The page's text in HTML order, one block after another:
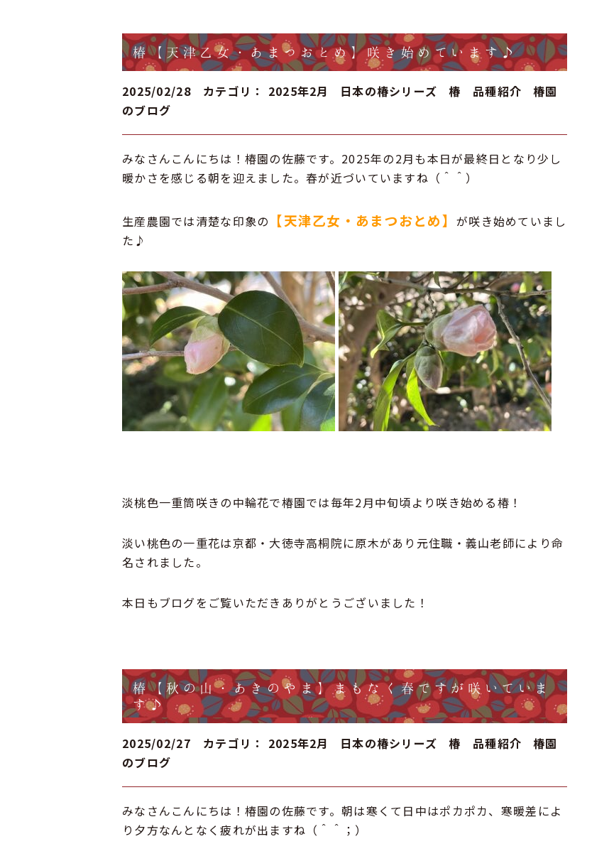
椿【天津乙女・あまつおとめ】咲き始めています♪
2025/02/28 カテゴリ： 2025年2月 日本の椿シリーズ 椿 品種紹介
椿園
のブログ
みなさんこんにちは！椿園の佐藤です。2025年の2月も本日が最終日となり少し
暖かさを感じる朝を迎えました。春が近づいていますね（＾＾）
生産農園では清楚な印象の 【天津乙女・あまつおとめ】が咲き始めていまし
た♪
淡桃色一重筒咲きの中輪花で椿園では毎年2月中旬頃より咲き始める椿！
淡い桃色の一重花は京都・大徳寺高桐院に原木があり元住職・義山老師により命
名されました。
本日もブログをご覧いただきありがとうございました！
椿【秋の山・あきのやま】まもなく春ですが咲いていま
す♪
2025/02/27 カテゴリ： 2025年2月 日本の椿シリーズ 椿 品種紹介
椿園
のブログ
みなさんこんにちは！椿園の佐藤です。朝は寒くて日中はポカポカ、寒暖差によ
り夕方なんとなく疲れが出ますね（＾＾；）